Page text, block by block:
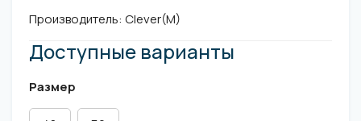
Производитель: Clever(M)
Доступные варианты
Размер